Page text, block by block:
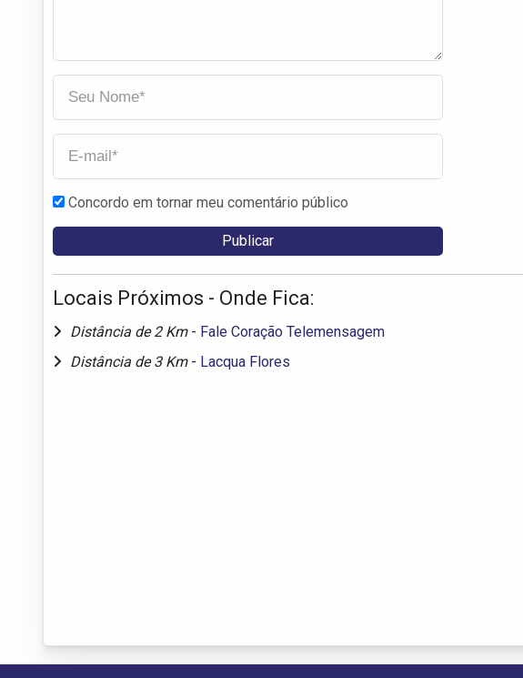
Concordo em tornar meu comentário público
Locais Próximos - Onde Fica:
Distância de 2 Km - Fale Coração Telemensagem
Distância de 3 Km - Lacqua Flores